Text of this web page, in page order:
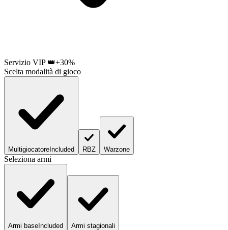
Servizio VIP 👑+30%
Scelta modalità di gioco
Multigiocatore Included RBZ Warzone
Seleziona armi
Armi base Included Armi stagionali